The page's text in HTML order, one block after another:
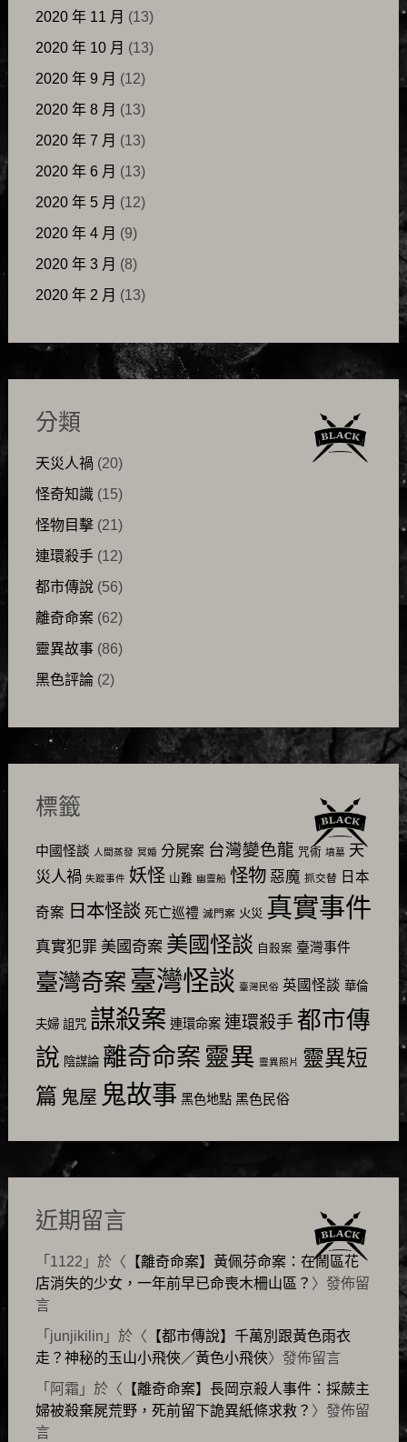
2020 年 11 月 (13)
2020 年 10 月 (13)
2020 年 9 月 (12)
2020 年 8 月 (13)
2020 年 7 月 (13)
2020 年 6 月 (13)
2020 年 5 月 (12)
2020 年 4 月 (9)
2020 年 3 月 (8)
2020 年 2 月 (13)
分類
天災人禍 (20)
怪奇知識(15)
怪物目擊(21)
連環殺手(12)
都市傳說(56)
離奇命案(62)
靈異故事(86)
黑色評論(2)
標籤
中國怪談 人間蒸發 冥婚 分屍案 台灣變色龍 咒術 墳墓 天
災人禍 失蹤事件 妖怪 山難 幽靈船 怪物 惡魔 抓交替 日本
奇案 日本怪談 死亡巡禮 滅門案 火災 真實事件
真實犯罪 美國奇案 美國怪談 自殺案 臺灣事件
臺灣奇案 臺灣怪談 臺灣民俗 英國怪談 華倫
夫婦 詛咒 謀殺案 連環命案 連環殺手 都市傳
說 陰謀論 離奇命案 靈異 靈異照片 靈異短
篇 鬼屋 鬼故事 黑色地點 黑色民俗
近期留言
「 1122 」於〈 【離奇命案】黃佩芬命案：在鬧區花
店消失的少女，一年前早已命喪木柵山區？ 〉發佈留
言
「 junjikilin 」於〈 【都市傳說】千萬別跟黃色雨衣
走？神秘的玉山小飛俠／黃色小飛俠〉發佈留言
「 阿霜 」於〈 【離奇命案】長岡京殺人事件：採蕨主
婦被殺棄屍荒野，死前留下詭異紙條求救？ 〉發佈留
言